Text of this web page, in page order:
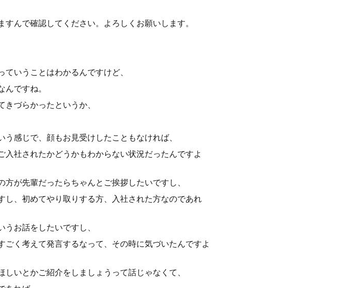
んで確認してください。よろしくお願いします。
いうことはわかるんですけど、
ですね。
づらかったというか、
感じで、顔もお見受けしたこともなければ、
社されたかどうかもわからない状況だったんですよ
が先輩だったらちゃんとご挨拶したいですし、
、初めてやり取りする方、入社された方なのであれ
お話をしたいですし、
く考えて発言するなって、その時に気づいたんですよ
いとかご紹介をしましょうって話じゃなくて、